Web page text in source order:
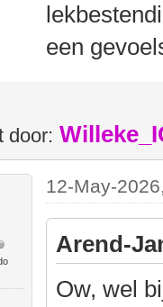
een
door:
12-May-
Arend-
Ow, wel